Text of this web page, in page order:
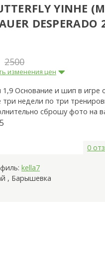
YINHE
DESPERADO
2500
изменения цен
1,9 Основание и шип в игре
недели по три
сброшу фото на
5
0
kella7
, Барышевка